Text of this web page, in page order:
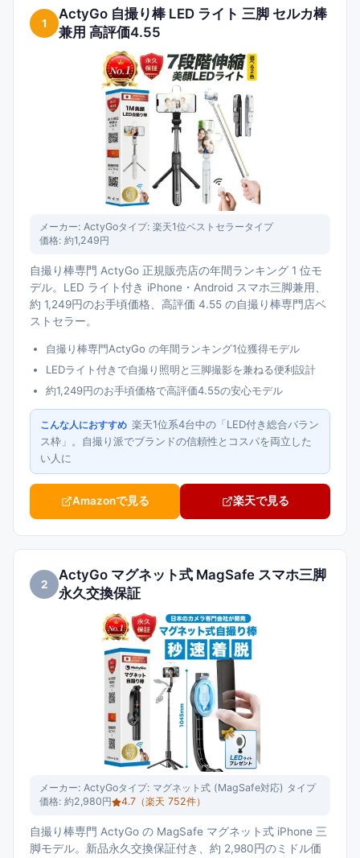
1
ActyGo 自撮り棒 LED ライト 三脚 セルカ棒
兼用 高評価4.55
メーカー: ActyGoタイプ: 楽天1位ベストセラータイプ
価格: 約1,249円
自撮り棒専門 ActyGo 正規販売店の年間ランキング 1 位モ
デル。LED ライト付き iPhone・Android スマホ三脚兼用、
約 1,249円のお手頃価格、高評価 4.55 の自撮り棒専門店ベ
ストセラー。
自撮り棒専門ActyGo の年間ランキング1位獲得モデル
LEDライト付きで自撮り照明と三脚撮影を兼ねる便利設計
約1,249円のお手頃価格で高評価4.55の安心モデル
こんな人におすすめ 楽天1位系4台中の「LED付き総合バラン
ス枠」。自撮り派でブランドの信頼性とコスパを両立した
い人に
Amazonで見る 楽天で見る
2
ActyGo マグネット式 MagSafe スマホ三脚
永久交換保証
メーカー: ActyGoタイプ: マグネット式 (MagSafe対応) タイプ
価格: 約2,980円 4.7 （楽天 752件）
自撮り棒専門 ActyGo の MagSafe マグネット式 iPhone 三
脚モデル。新品永久交換保証付き、約 2,980円のミドル価